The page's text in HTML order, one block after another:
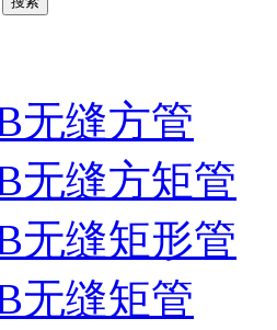
无缝方管
无缝方矩管
无缝矩形管
无缝矩管